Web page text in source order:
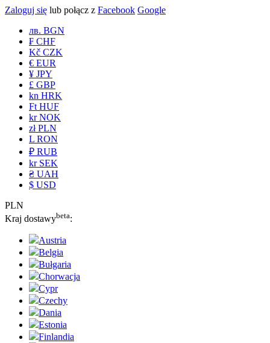
Zaloguj się lub połącz z Facebook Google
лв. BGN
₣ CHF
Kč CZK
€ EUR
¥ JPY
£ GBP
kn HRK
Ft HUF
kr NOK
zł PLN
L RON
₽ RUB
kr SEK
₴ UAH
$ USD
PLN
Kraj dostawybeta:
Austria
Belgia
Bułgaria
Chorwacja
Cypr
Czechy
Dania
Estonia
Finlandia